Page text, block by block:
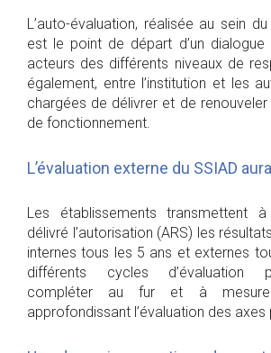
L’auto-évaluation, réalisée au sein
est le point de départ d’un dialogue
acteurs des différents niveaux de
également, entre l’institution et les
chargées de délivrer et de
de fonctionnement.
L’évaluation externe du SSIAD
Les établissements transmettent à
délivré l’autorisation (ARS) les
internes tous les 5 ans et externes
différents cycles d’évaluation
compléter au fur et à mesure
approfondissant l’évaluation des